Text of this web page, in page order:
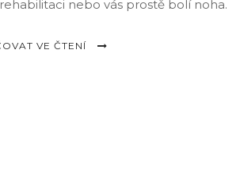
nebo vás prostě bolí noha.
VE ČTENÍ